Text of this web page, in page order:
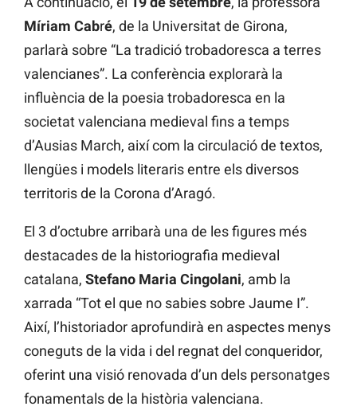
Míriam Cabré, de la Universitat de Girona,
parlarà sobre “La tradició trobadoresca a terres
valencianes”. La conferència explorarà la
influència de la poesia trobadoresca en la
societat valenciana medieval fins a temps
d’Ausias March, així com la circulació de textos,
llengües i models literaris entre els diversos
territoris de la Corona d’Aragó.
El 3 d’octubre arribarà una de les figures més
destacades de la historiografia medieval
catalana, Stefano Maria Cingolani, amb la
xarrada “Tot el que no sabies sobre Jaume I”.
Així, l’historiador aprofundirà en aspectes menys
coneguts de la vida i del regnat del conqueridor,
oferint una visió renovada d’un dels personatges
fonamentals de la història valenciana.